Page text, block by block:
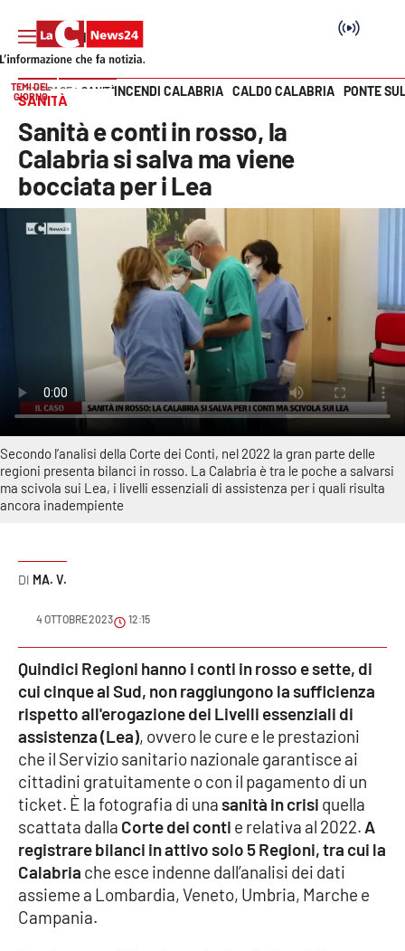
SEZIONI
Cronaca
Politica
Attualità
Economia e lavoro
Italia Mondo
Sanità
Sport
Cultura
Podcast
Editoriali
VIDEO
Ambiente
Cronaca
Cultura
Economia e Lavoro
Vai
TEMI DEL
GIORNO
INCENDI CALABRIA CALDO CALABRIA PONTE
HOME PAGE SANITÀ
SANITÀ
Sanità e conti in rosso, la
Calabria si salva ma viene
bocciata per i Lea
Secondo l’analisi della Corte dei Conti, nel 2022 la gran parte delle
regioni presenta bilanci in rosso. La Calabria è tra le poche a salvarsi
ma scivola sui Lea, i livelli essenziali di assistenza per i quali risulta
ancora inadempiente
MA. V.
4 OTTOBRE 2023 12:15
Quindici Regioni hanno i conti in rosso e sette, di
cui cinque al Sud, non raggiungono la sufficienza
rispetto all'erogazione dei Livelli essenziali di
assistenza (Lea), ovvero le cure e le prestazioni
che il Servizio sanitario nazionale garantisce ai
cittadini gratuitamente o con il pagamento di un
ticket. È la fotografia di unasanità in crisi quella
scattata dalla Corte dei conti e relativa al 2022. A
registrare bilanci in attivo solo 5 Regioni, tra cui la
Calabria che esce indenne dall’analisi dei dati
assieme a Lombardia, Veneto, Umbria, Marche e
Campania.